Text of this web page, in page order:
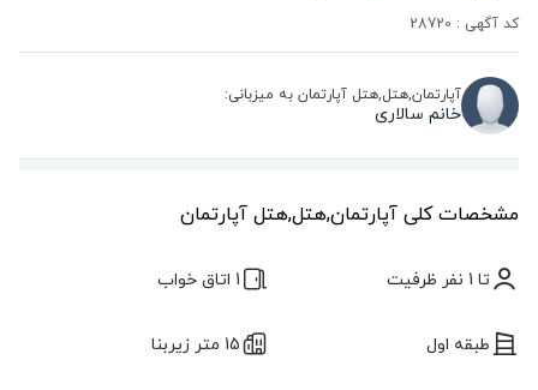
کد آگهی : 28720
آپارتمان,هتل,هتل آپارتمان به میزبانی:
خانم سالاری
مشخصات کلی آپارتمان,هتل,هتل آپارتمان
تا 1 نفر ظرفیت 1 اتاق خواب
طبقه اول 15 متر زیربنا